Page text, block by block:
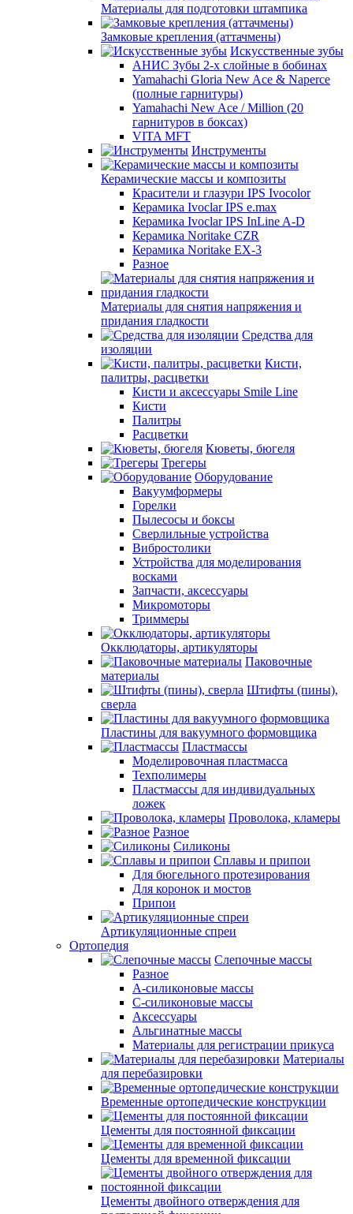
Материалы для подготовки штампика
Замковые крепления (аттачмены)
Искусственные зубы
АНИС Зубы 2-х слойные в бобинах
Yamahachi Gloria New Ace & Naperce
(полные гарнитуры)
Yamahachi New Ace / Million (20
гарнитуров в боксах)
VITA MFT
Инструменты
Керамические массы и композиты
Красители и глазури IPS Ivocolor
Керамика Ivoclar IPS e.max
Керамика Ivoclar IPS InLine A-D
Керамика Noritake CZR
Керамика Noritake EX-3
Разное
Материалы для снятия напряжения и
придания гладкости
Средства для
изоляции
Кисти,
палитры, расцветки
Кисти и аксессуары Smile Line
Кисти
Палитры
Расцветки
Кюветы, бюгеля
Трегеры
Оборудование
Вакуумформеры
Горелки
Пылесосы и боксы
Сверлильные устройства
Вибростолики
Устройства для моделирования
восками
Запчасти, аксессуары
Микромоторы
Триммеры
Окклюдаторы, артикуляторы
Паковочные
материалы
Штифты (пины),
сверла
Пластины для вакуумного формовщика
Пластмассы
Моделировочная пластмасса
Техполимеры
Пластмассы для индивидуальных
ложек
Проволока, кламеры
Разное
Силиконы
Сплавы и припои
Для бюгельного протезирования
Для коронок и мостов
Припои
Артикуляционные спреи
Ортопедия
Слепочные массы
Разное
А-силиконовые массы
С-силиконовые массы
Аксессуары
Альгинатные массы
Материалы для регистрации прикуса
Материалы
для перебазировки
Временные ортопедические конструкции
Цементы для постоянной фиксации
Цементы для временной фиксации
Цементы двойного отверждения для